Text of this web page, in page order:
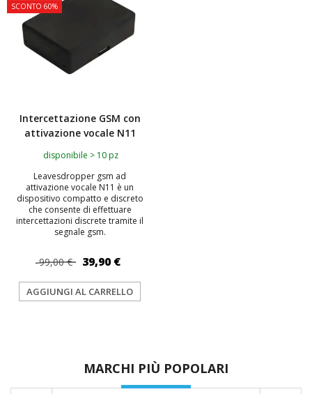
SCONTO 60%
Intercettazione GSM con
attivazione vocale N11
disponibile > 10 pz
Leavesdropper gsm ad
attivazione vocale N11 è un
dispositivo compatto e discreto
che consente di effettuare
intercettazioni discrete tramite il
segnale gsm.
99,00 € 39,90 €
AGGIUNGI AL CARRELLO
MARCHI PIÙ POPOLARI